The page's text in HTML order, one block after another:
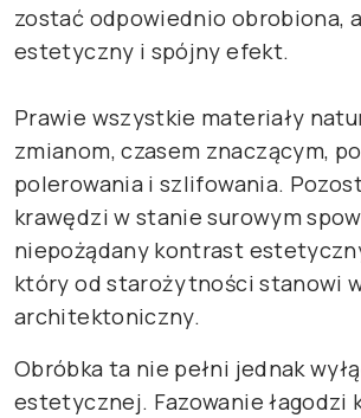
zostać odpowiednio obrobiona,
estetyczny i spójny efekt.
Prawie wszystkie materiały
zmianom, czasem znaczącym,
polerowania i szlifowania.
krawędzi w stanie surowym
niepożądany kontrast
który od starożytności stanowi
architektoniczny.
Obróbka ta nie pełni jednak
estetycznej. Fazowanie łagodzi